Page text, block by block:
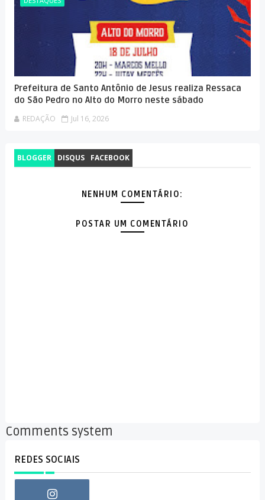
Prefeitura de Santo Antônio de Jesus realiza Ressaca
do São Pedro no Alto do Morro neste sábado
REDAÇÃO Jul 16, 2026
BLOGGER DISQUS FACEBOOK
NENHUM COMENTÁRIO:
POSTAR UM COMENTÁRIO
Comments system
REDES SOCIAIS